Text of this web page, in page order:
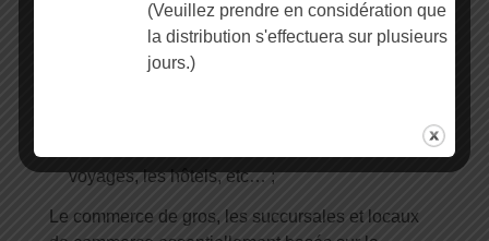
Les prestataires de services : auto-écoles,
pompes funèbres, laveries automatiques, etc… ;
Les activités de service à la personne : portage
voyages, les hôtels, etc… ;
Le commerce de gros, les succursales et locaux
(Veuillez prendre en considération que
la distribution s'effectuera sur plusieurs
jours.)